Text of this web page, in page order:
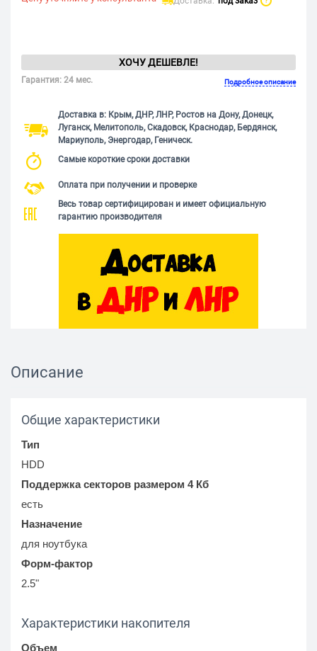
ХОЧУ ДЕШЕВЛЕ!
Гарантия: 24 мес. Подробное описание
Доставка в: Крым, ДНР, ЛНР, Ростов на Дону, Донецк,
Луганск, Мелитополь, Скадовск, Краснодар, Бердянск,
Мариуполь, Энергодар, Геническ.
Самые короткие сроки доставки
Оплата при получении и проверке
Весь товар сертифицирован и имеет официальную
гарантию производителя
Описание
Общие характеристики
Тип
HDD
Поддержка секторов размером 4 Кб
есть
Назначение
для ноутбука
Форм-фактор
2.5"
Характеристики накопителя
Объем